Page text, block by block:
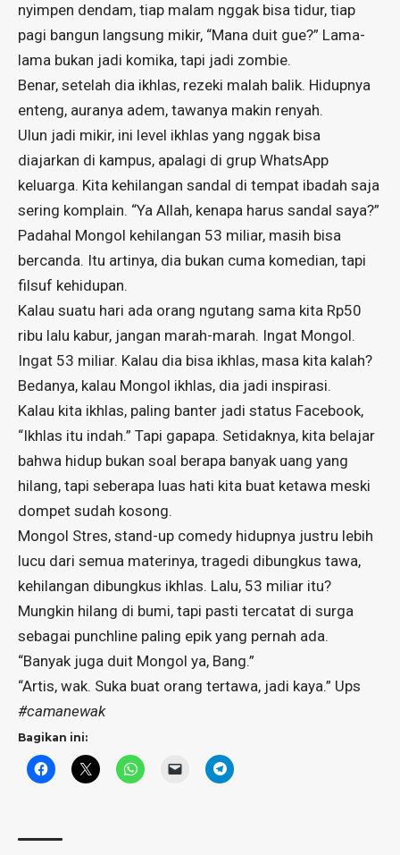
nyimpen dendam, tiap malam nggak bisa tidur, tiap
pagi bangun langsung mikir, “Mana duit gue?” Lama-
lama bukan jadi komika, tapi jadi zombie.
Benar, setelah dia ikhlas, rezeki malah balik. Hidupnya
enteng, auranya adem, tawanya makin renyah.
Ulun jadi mikir, ini level ikhlas yang nggak bisa
diajarkan di kampus, apalagi di grup WhatsApp
keluarga. Kita kehilangan sandal di tempat ibadah saja
sering komplain. “Ya Allah, kenapa harus sandal saya?”
Padahal Mongol kehilangan 53 miliar, masih bisa
bercanda. Itu artinya, dia bukan cuma komedian, tapi
filsuf kehidupan.
Kalau suatu hari ada orang ngutang sama kita Rp50
ribu lalu kabur, jangan marah-marah. Ingat Mongol.
Ingat 53 miliar. Kalau dia bisa ikhlas, masa kita kalah?
Bedanya, kalau Mongol ikhlas, dia jadi inspirasi.
Kalau kita ikhlas, paling banter jadi status Facebook,
“Ikhlas itu indah.” Tapi gapapa. Setidaknya, kita belajar
bahwa hidup bukan soal berapa banyak uang yang
hilang, tapi seberapa luas hati kita buat ketawa meski
dompet sudah kosong.
Mongol Stres, stand-up comedy hidupnya justru lebih
lucu dari semua materinya, tragedi dibungkus tawa,
kehilangan dibungkus ikhlas. Lalu, 53 miliar itu?
Mungkin hilang di bumi, tapi pasti tercatat di surga
sebagai punchline paling epik yang pernah ada.
“Banyak juga duit Mongol ya, Bang.”
“Artis, wak. Suka buat orang tertawa, jadi kaya.” Ups
#camanewak
Bagikan ini: